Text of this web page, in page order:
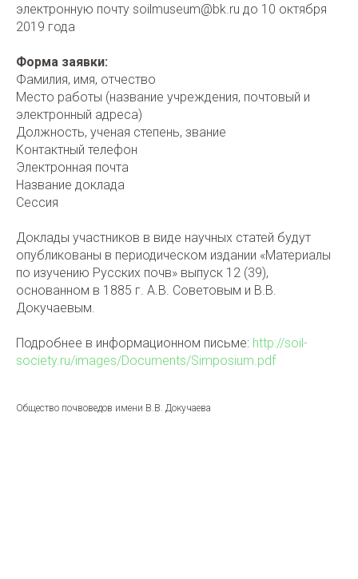
электронную почту soilmuseum@bk.ru до 10 октября
2019 года
Форма заявки:
Фамилия, имя, отчество
Место работы (название учреждения, почтовый и
электронный адреса)
Должность, ученая степень, звание
Контактный телефон
Электронная почта
Название доклада
Сессия
Доклады участников в виде научных статей будут
опубликованы в периодическом издании «Материалы
по изучению Русских почв» выпуск 12 (39),
основанном в 1885 г. А.В. Советовым и В.В.
Докучаевым.
Подробнее в информационном письме: http://soil-
society.ru/images/Documents/Simposium.pdf
Общество почвоведов имени В.В. Докучаева